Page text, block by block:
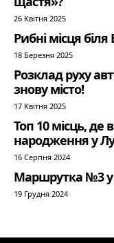
26 Квітня 2025
Рибні місця
18 Березня 2025
Розклад руху
знову місто!
17 Квітня 2025
Топ 10 місць, де
народження у
16 Серпня 2024
Маршрутка №3
19 Грудня 2024